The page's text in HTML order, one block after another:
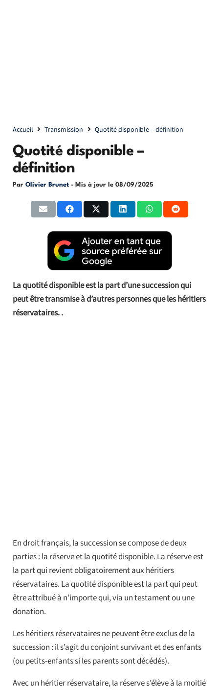
Accueil Transmission Quotité disponible – définition
Quotité disponible –
définition
Par Olivier Brunet - Mis à jour le 08/09/2025
La quotité disponible est la part d’une succession qui
peut être transmise à d’autres personnes que les héritiers
réservataires. .
En droit français, la succession se compose de deux
parties : la réserve et la quotité disponible. La réserve est
la part qui revient obligatoirement aux héritiers
réservataires. La quotité disponible est la part qui peut
être attribué à n’importe qui, via un testament ou une
donation.
Les héritiers réservataires ne peuvent être exclus de la
succession : il s’agit du conjoint survivant et des enfants
(ou petits-enfants si les parents sont décédés).
Avec un héritier réservataire, la réserve s’élève à la moitié